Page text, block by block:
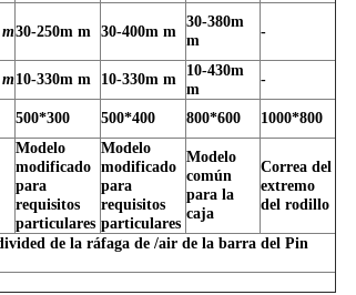
30-250m m 30-400m m
30-380m
m
-
10-330m m 10-330m m
10-430m
m
-
500*300 500*400 800*600 1000*800
Modelo
modificado
para
requisitos
particulares
Modelo
modificado
para
requisitos
particulares
Modelo
común
para la
caja
Correa del
extremo
del rodillo
de la ráfaga de /air de la barra del Pin